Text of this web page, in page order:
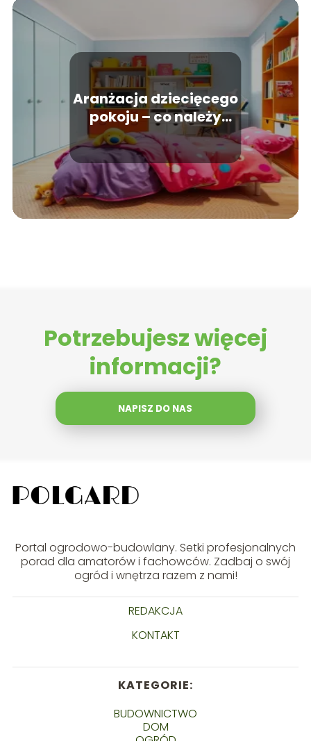
Aranżacja dziecięcego
pokoju – co należy
wiedzieć?
Potrzebujesz więcej
informacji?
NAPISZ DO NAS
Portal ogrodowo-budowlany. Setki profesjonalnych
porad dla amatorów i fachowców. Zadbaj o swój
ogród i wnętrza razem z nami!
REDAKCJA
KONTAKT
KATEGORIE:
BUDOWNICTWO
DOM